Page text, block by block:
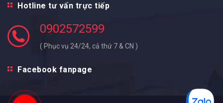
Hotline tư vấn trực tiếp
0902572599
( Phục vụ 24/24, cả thứ 7 & CN )
Facebook fanpage